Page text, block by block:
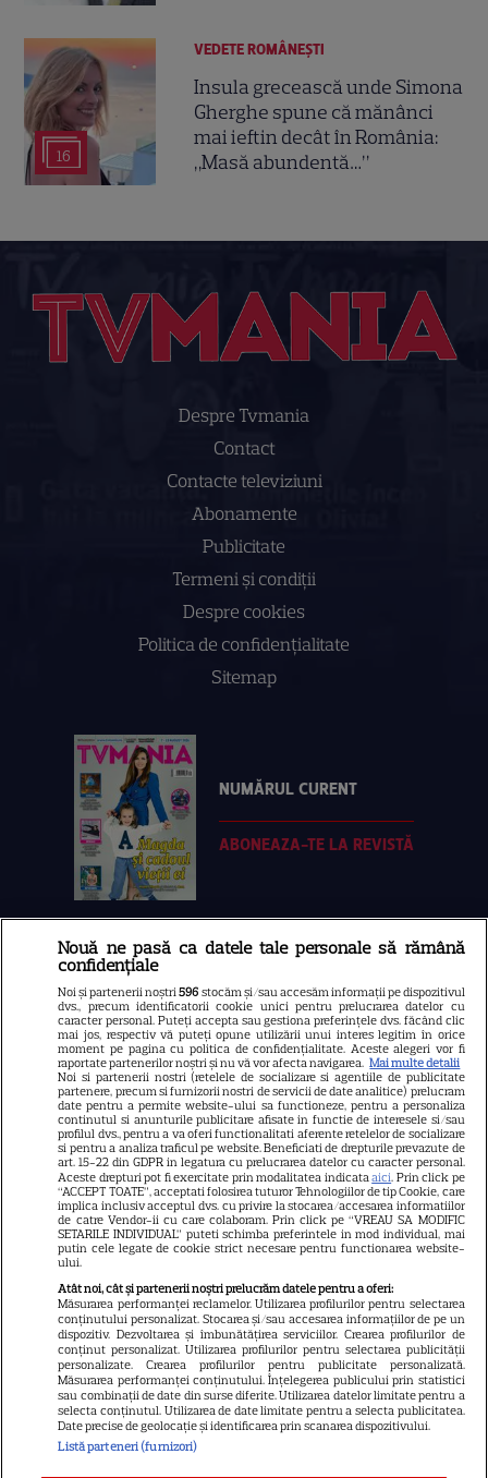
16
VEDETE ROMÂNEŞTI
Insula grecească unde Simona
Gherghe spune că mănânci
mai ieftin decât în România:
„Masă abundentă…”
Despre Tvmania
Contact
Contacte televiziuni
Abonamente
Publicitate
Termeni și condiții
Despre cookies
Politica de confidenţialitate
Sitemap
NUMĂRUL CURENT
ABONEAZA-TE LA REVISTĂ
Libertatea
Libertatea pentru femei
GSP
Știri mondene
Avantaje
Elle
Unica
Retete practice
URMĂREȘTE-NE PE
Copyright2026 Ringier Romania – Toate Drepturile rezervate
Nouă ne pasă ca datele tale personale să rămână
confidențiale
Noi și partenerii noștri596 stocăm și/sau accesăm informații pe dispozitivul
dvs., precum identificatorii cookie unici pentru prelucrarea datelor cu
caracter personal. Puteți accepta sau gestiona preferințele dvs. făcând clic
mai jos, respectiv vă puteți opune utilizării unui interes legitim în orice
moment pe pagina cu politica de confidențialitate. Aceste alegeri vor fi
raportate partenerilor noștri și nu vă vor afecta navigarea. Mai multe detalii
Noi si partenerii nostri (retelele de socializare si agentiile de publicitate
partenere, precum si furnizorii nostri de servicii de date analitice) prelucram
date pentru a permite website-ului sa functioneze, pentru a personaliza
continutul si anunturile publicitare afisate in functie de interesele si/sau
profilul dvs., pentru a va oferi functionalitati aferente retelelor de socializare
si pentru a analiza traficul pe website. Beneficiati de drepturile prevazute de
art. 15-22 din GDPR in legatura cu prelucrarea datelor cu caracter personal.
Aceste drepturi pot fi exercitate prin modalitatea indicataaici. Prin click pe
“ACCEPT TOATE”, acceptati folosirea tuturor Tehnologiilor de tip Cookie, care
implica inclusiv acceptul dvs. cu privire la stocarea/accesarea informatiilor
de catre Vendor-ii cu care colaboram. Prin click pe “VREAU SA MODIFIC
SETARILE INDIVIDUAL” puteti schimba preferintele in mod individual, mai
putin cele legate de cookie strict necesare pentru functionarea website-
ului.
Atât noi, cât și partenerii noștri prelucrăm datele pentru a oferi:
Măsurarea performanței reclamelor. Utilizarea profilurilor pentru selectarea
conținutului personalizat. Stocarea și/sau accesarea informațiilor de pe un
dispozitiv. Dezvoltarea și îmbunătățirea serviciilor. Crearea profilurilor de
conținut personalizat. Utilizarea profilurilor pentru selectarea publicității
personalizate. Crearea profilurilor pentru publicitate personalizată.
Măsurarea performanței conținutului. Înțelegerea publicului prin statistici
sau combinații de date din surse diferite. Utilizarea datelor limitate pentru a
selecta conținutul. Utilizarea de date limitate pentru a selecta publicitatea.
Date precise de geolocație și identificarea prin scanarea dispozitivului.
Listă parteneri (furnizori)